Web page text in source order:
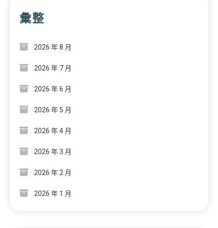
彙整
2026 年 8 月
2026 年 7 月
2026 年 6 月
2026 年 5 月
2026 年 4 月
2026 年 3 月
2026 年 2 月
2026 年 1 月